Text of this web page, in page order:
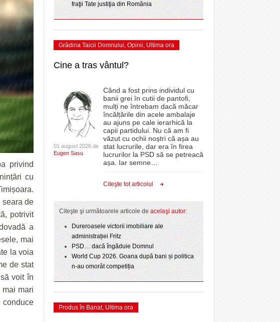
privind
cu
seara de
potrivit
a
mai
la voia
de stat
voit în
mari
conduce
fraţii Tate justiţia din România
Grădina Taicii Domnului, Opinii, Ultima ora
Cine a tras vântul?
01 august 2026 de
Eugen Sasu
Când a fost prins individul cu
banii grei în cutii de pantofi,
mulți ne întrebam dacă măcar
încălțările din acele ambalaje
au ajuns pe cale ierarhică la
capii partidului. Nu că am fi
văzut cu ochii noștri că așa au
stat lucrurile, dar era în firea
lucrurilor la PSD să se petreacă
așa. Iar semne
Citeşte tot articolul
Citeşte şi următoarele articole de acelaşi autor:
Dureroasele victorii imobiliare ale
administrației Fritz
PSD… dacă îngăduie Domnul
World Cup 2026. Goana după bani și politica
n-au omorât competiția
Produs în Banat, Ultima ora